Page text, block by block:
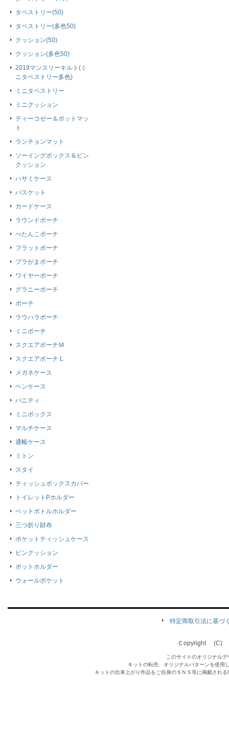
タペストリー(50)
タペストリー(多色50)
クッション(50)
クッション(多色50)
2019マンスリーキルト(ミ
ニタペストリー多色)
ミニタペストリー
ミニクッション
ティーコゼー＆ポットマッ
ト
ランチョンマット
ソーイングボックス＆ピン
クッション
ハサミケース
バスケット
カードケース
ラウンドポーチ
ぺたんこポーチ
フラットポーチ
プラがまポーチ
ワイヤーポーチ
グラニーポーチ
ポーチ
ラウハラポーチ
ミニポーチ
スクエアポーチＭ
スクエアポーチ L
メガネケース
ペンケース
バニティ
ミニボックス
マルチケース
通帳ケース
ミトン
スタイ
ティッシュボックスカバー
トイレットPホルダー
ペットボトルホルダー
三つ折り財布
ポケットティッシュケース
ピンクッション
ポットホルダー
ウォールポケット
特定商取引法に基づ
Ｃopyright (C)
このサイトのオリジナル
キットの転売、オリジナルパターンを使用
キットの出来上がり作品をご自身のＳＮＳ等に掲載され